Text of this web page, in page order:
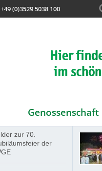
+49 (0)3529 5038 100
Hier
im
Genossenschaft
zur 70.
der